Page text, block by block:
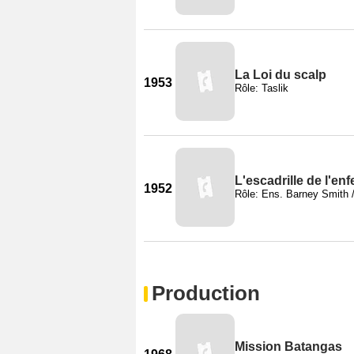
1953
La Loi du scalp
Rôle: Taslik
1952
L'escadrille de
Rôle: Ens. Barney Smith
Production
Mission Batangas